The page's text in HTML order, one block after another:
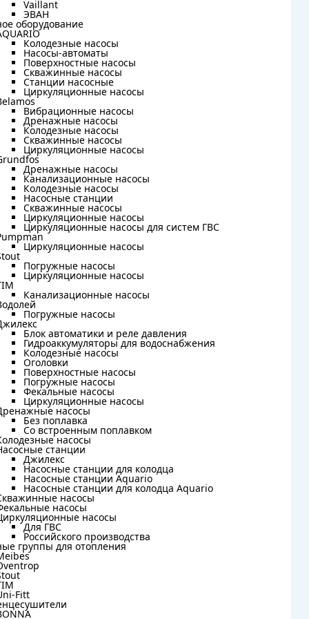
Vaillant
ЭВАН
оборудование
Колодезные насосы
Насосы-автоматы
Поверхностные насосы
Скважинные насосы
Станции насосные
Циркуляционные насосы
Вибрационные насосы
Дренажные насосы
Колодезные насосы
Скважинные насосы
Циркуляционные насосы
Дренажные насосы
Канализационные насосы
Колодезные насосы
Насосные станции
Скважинные насосы
Циркуляционные насосы
Циркуляционные насосы для систем ГВС
Циркуляционные насосы
Погружные насосы
Циркуляционные насосы
Канализационные насосы
Погружные насосы
Блок автоматики и реле давления
Гидроаккумуляторы для водоснабжения
Колодезные насосы
Оголовки
Поверхностные насосы
Погружные насосы
Фекальные насосы
Циркуляционные насосы
насосы
Без поплавка
Со встроенным поплавком
насосы
станции
Джилекс
Насосные станции для колодца
Насосные станции Aquario
Насосные станции для колодца Aquario
насосы
насосы
насосы
Для ГВС
Российского производства
группы для отопления
Fitt
Vaillant
ЭВАН
оборудование
Колодезные насосы
Насосы-автоматы
Поверхностные насосы
Скважинные насосы
Станции насосные
Циркуляционные насосы
Вибрационные насосы
Дренажные насосы
Колодезные насосы
Скважинные насосы
Циркуляционные насосы
Дренажные насосы
Канализационные насосы
Колодезные насосы
Насосные станции
Скважинные насосы
Циркуляционные насосы
Циркуляционные насосы для систем ГВС
Циркуляционные насосы
Погружные насосы
Циркуляционные насосы
Канализационные насосы
Погружные насосы
Блок автоматики и реле давления
Гидроаккумуляторы для водоснабжения
Колодезные насосы
Оголовки
Поверхностные насосы
Погружные насосы
Фекальные насосы
Циркуляционные насосы
насосы
Без поплавка
Со встроенным поплавком
насосы
станции
Джилекс
Насосные станции для колодца
Насосные станции Aquario
Насосные станции для колодца Aquario
насосы
насосы
насосы
Для ГВС
Российского производства
группы для отопления
Fitt